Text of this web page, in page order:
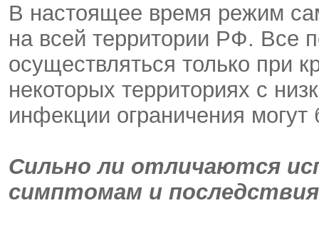
В настоящее время режим
на всей территории РФ. Все
осуществляться только при
некоторых территориях с
инфекции ограничения
Сильно ли отличаются
симптомам и